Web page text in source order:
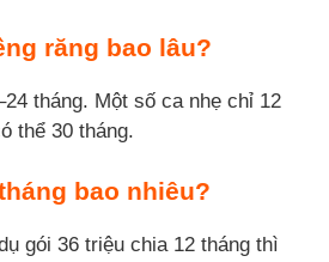
răng bao lâu?
tháng. Một số ca nhẹ chỉ 12
thể 30 tháng.
bao nhiêu?
gói 36 triệu chia 12 tháng thì